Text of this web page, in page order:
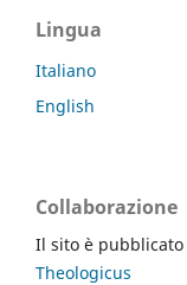
Lingua
Italiano
English
Collaborazione
Il sito è
Theologicus